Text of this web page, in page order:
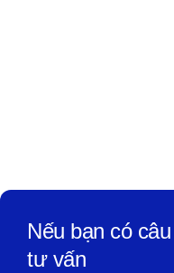
Nếu bạn có
tư vấn